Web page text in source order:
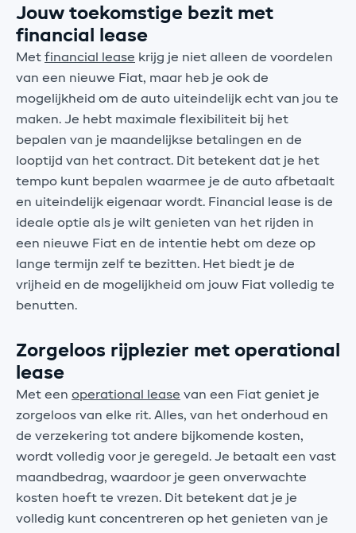
Jouw toekomstige bezit met
financial lease
Met financial lease krijg je niet alleen de voordelen
van een nieuwe Fiat, maar heb je ook de
mogelijkheid om de auto uiteindelijk echt van jou te
maken. Je hebt maximale flexibiliteit bij het
bepalen van je maandelijkse betalingen en de
looptijd van het contract. Dit betekent dat je het
tempo kunt bepalen waarmee je de auto afbetaalt
en uiteindelijk eigenaar wordt. Financial lease is de
ideale optie als je wilt genieten van het rijden in
een nieuwe Fiat en de intentie hebt om deze op
lange termijn zelf te bezitten. Het biedt je de
vrijheid en de mogelijkheid om jouw Fiat volledig te
benutten.
Zorgeloos rijplezier met operational
lease
Met een operational lease van een Fiat geniet je
zorgeloos van elke rit. Alles, van het onderhoud en
de verzekering tot andere bijkomende kosten,
wordt volledig voor je geregeld. Je betaalt een vast
maandbedrag, waardoor je geen onverwachte
kosten hoeft te vrezen. Dit betekent dat je je
volledig kunt concentreren op het genieten van je